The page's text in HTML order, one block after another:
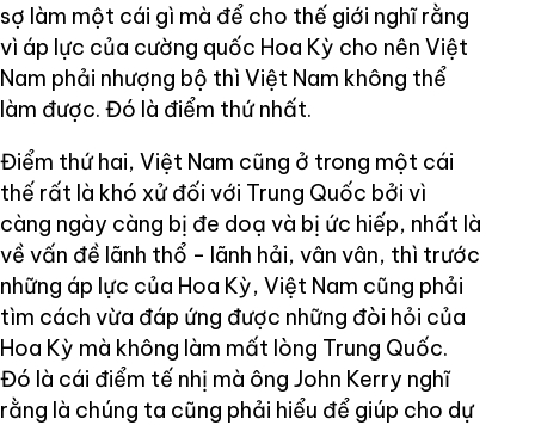
sợ làm một cái gì mà để cho thế giới nghĩ rằng
vì áp lực của cường quốc Hoa Kỳ cho nên Việt
Nam phải nhượng bộ thì Việt Nam không thể
làm được. Đó là điểm thứ nhất.
Điểm thứ hai, Việt Nam cũng ở trong một cái
thế rất là khó xử đối với Trung Quốc bởi vì
càng ngày càng bị đe doạ và bị ức hiếp, nhất là
về vấn đề lãnh thổ - lãnh hải, vân vân, thì trước
những áp lực của Hoa Kỳ, Việt Nam cũng phải
tìm cách vừa đáp ứng được những đòi hỏi của
Hoa Kỳ mà không làm mất lòng Trung Quốc.
Đó là cái điểm tế nhị mà ông John Kerry nghĩ
rằng là chúng ta cũng phải hiểu để giúp cho dự